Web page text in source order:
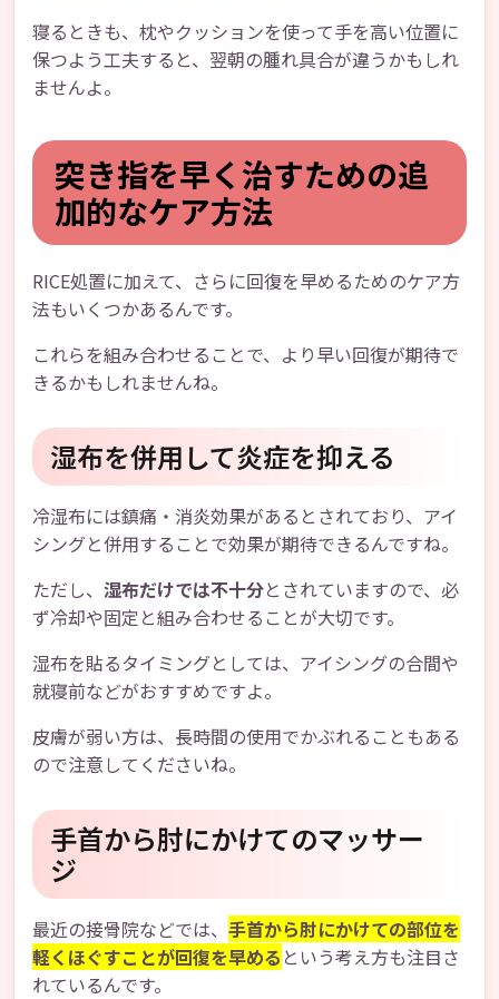
寝るときも、枕やクッションを使って手を高い位置に
保つよう工夫すると、翌朝の腫れ具合が違うかもしれ
ませんよ。
突き指を早く治すための追
加的なケア方法
RICE処置に加えて、さらに回復を早めるためのケア方
法もいくつかあるんです。
これらを組み合わせることで、より早い回復が期待で
きるかもしれませんね。
湿布を併用して炎症を抑える
冷湿布には鎮痛・消炎効果があるとされており、アイ
シングと併用することで効果が期待できるんですね。
ただし、 湿布だけでは不十分とされていますので、必
ず冷却や固定と組み合わせることが大切です。
湿布を貼るタイミングとしては、アイシングの合間や
就寝前などがおすすめですよ。
皮膚が弱い方は、長時間の使用でかぶれることもある
ので注意してくださいね。
手首から肘にかけてのマッサー
ジ
最近の接骨院などでは、 手首から肘にかけての部位を
軽くほぐすことが回復を早める という考え方も注目さ
れているんです。